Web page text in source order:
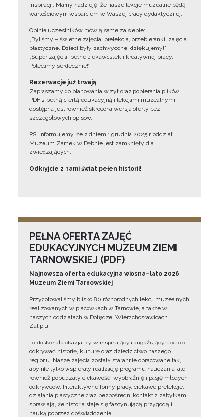
inspiracji. Mamy nadzieję, że nasze lekcje muzealne będą
wartościowym wsparciem w Waszej pracy dydaktycznej.
Opinie uczestników mówią same za siebie:
„Byliśmy – świetne zajęcia, prelekcja, przebieranki, zajęcia
plastyczne. Dzieci były zachwycone, dziękujemy!”
„Super zajęcia, pełne ciekawostek i kreatywnej pracy.
Polecamy serdecznie!”
Rezerwacje już trwają
Zapraszamy do planowania wizyt oraz pobierania plików
PDF z pełną ofertą edukacyjną i lekcjami muzealnymi –
dostępna jest również skrócona wersja oferty bez
szczegółowych opisów.
PS. Informujemy, że z dniem 1 grudnia 2025 r. oddział
Muzeum Zamek w Dębnie jest zamknięty dla
zwiedzających.
Odkryjcie z nami świat pełen historii!
PEŁNA OFERTA ZAJĘĆ
EDUKACYJNYCH MUZEUM ZIEMI
TARNOWSKIEJ (PDF)
Najnowsza oferta edukacyjna wiosna–lato 2026
Muzeum Ziemi Tarnowskiej
Przygotowaliśmy blisko 80 różnorodnych lekcji muzealnych
realizowanych w placówkach w Tarnowie, a także w
naszych oddziałach w Dołędze, Wierzchosławicach i
Zalipiu.
To doskonała okazja, by w inspirujący i angażujący sposób
odkrywać historię, kulturę oraz dziedzictwo naszego
regionu. Nasze zajęcia zostały starannie opracowane tak,
aby nie tylko wspierały realizację programu nauczania, ale
również pobudzały ciekawość, wyobraźnię i pasję młodych
odkrywców. Interaktywne formy pracy, ciekawe prelekcje,
działania plastyczne oraz bezpośredni kontakt z zabytkami
sprawiają, że historia staje się fascynującą przygodą i
nauką poprzez doświadczenie.